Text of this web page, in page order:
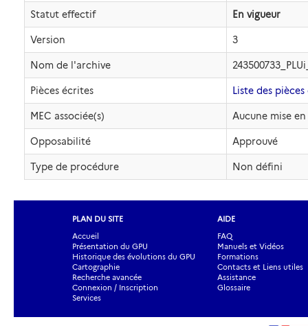
Statut effectif En vigueur
Version 3
Nom de l'archive
Pièces écrites Liste des
MEC associée(s) Aucune mise
Opposabilité Approuvé
Type de procédure Non défini
PLAN DU SITE
Accueil
Présentation du GPU
Historique des évolutions du GPU
Cartographie
Recherche avancée
Connexion / Inscription
Services
AIDE
FAQ
Manuels et Vidéos
Formations
Contacts et Liens utiles
Assistance
Glossaire